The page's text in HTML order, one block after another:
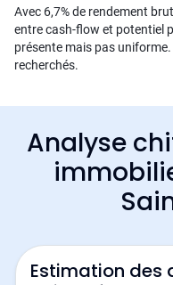
Avec 6,7% de rendement
entre cash-flow et potentiel
présente mais pas
recherchés.
Analyse
Estimation des